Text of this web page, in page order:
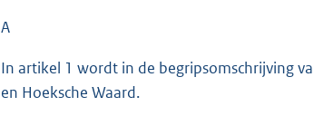
A
In artikel 1 wordt in de begripsomschrijving
en Hoeksche Waard.